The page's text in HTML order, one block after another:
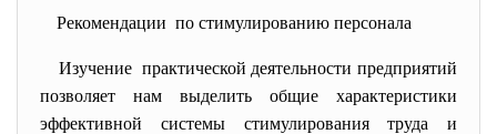
Рекомендации по стимулированию персонала
Изучение практической деятельности предприятий
позволяет нам выделить общие характеристики
эффективной системы стимулирования труда и